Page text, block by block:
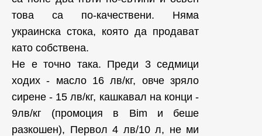
това са по-качествени. Няма
украинска стока, която да продават
като собствена.
Не е точно така. Преди 3 седмици
ходих - масло 16 лв/кг, овче зряло
сирене - 15 лв/кг, кашкавал на конци -
9лв/кг (промоция в Bim и беше
разкошен), Первол 4 лв/10 л, не ми